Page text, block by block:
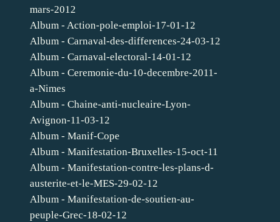
mars-2012
Album - Action-pole-emploi-17-01-12
Album - Carnaval-des-differences-24-03-12
Album - Carnaval-electoral-14-01-12
Album - Ceremonie-du-10-decembre-2011-
a-Nimes
Album - Chaine-anti-nucleaire-Lyon-
Avignon-11-03-12
Album - Manif-Cope
Album - Manifestation-Bruxelles-15-oct-11
Album - Manifestation-contre-les-plans-d-
austerite-et-le-MES-29-02-12
Album - Manifestation-de-soutien-au-
peuple-Grec-18-02-12